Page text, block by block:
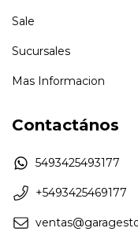
Sale
Sucursales
Mas Informacion
Contactános
5493425493177
+5493425469177